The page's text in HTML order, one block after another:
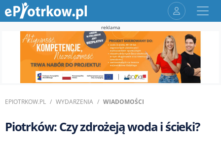
reklama
EPIOTRKOW.PL WYDARZENIA WIADOMOŚCI
Piotrków: Czy zdrożeją woda i ścieki?